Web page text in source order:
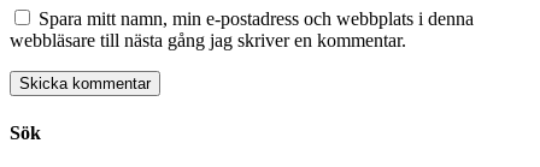
Spara mitt namn, min e-postadress och webbplats i denna
webbläsare till nästa gång jag skriver en kommentar.
Sök